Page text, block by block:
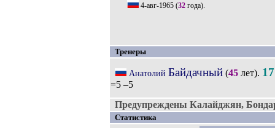
4-авг-1965(32года).
Тренеры
Анатолий Байдачный(45лет). 17
=5 –5
Предупреждены Калайджян,
Статистика